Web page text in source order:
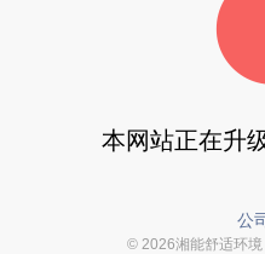
本网站正在升
公
© 2026湘能舒适环境